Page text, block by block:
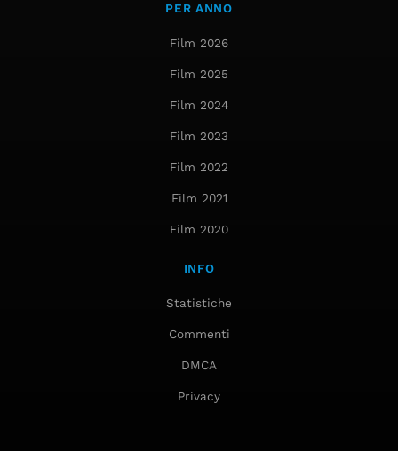
PER ANNO
Film 2026
Film 2025
Film 2024
Film 2023
Film 2022
Film 2021
Film 2020
INFO
Statistiche
Commenti
DMCA
Privacy